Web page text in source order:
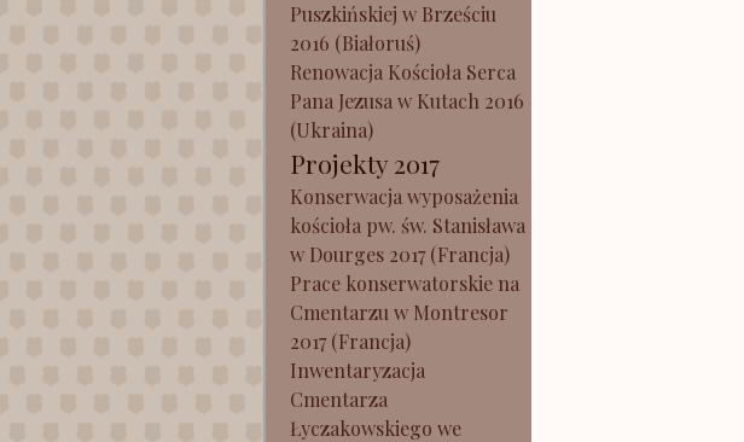
Puszkińskiej w Brześciu
2016 (Białoruś)
Renowacja Kościoła Serca
Pana Jezusa w Kutach 2016
(Ukraina)
Projekty 2017
Konserwacja wyposażenia
kościoła pw. św. Stanisława
w Dourges 2017 (Francja)
Prace konserwatorskie na
Cmentarzu w Montresor
2017 (Francja)
Inwentaryzacja
Cmentarza
Łyczakowskiego we